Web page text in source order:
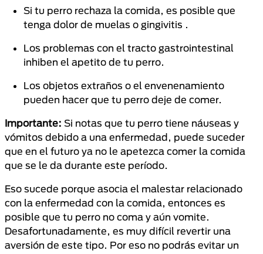
Si tu perro rechaza la comida, es posible que
tenga dolor de muelas o gingivitis .
Los problemas con el tracto gastrointestinal
inhiben el apetito de tu perro.
Los objetos extraños o el envenenamiento
pueden hacer que tu perro deje de comer.
Importante: Si notas que tu perro tiene náuseas y
vómitos debido a una enfermedad, puede suceder
que en el futuro ya no le apetezca comer la comida
que se le da durante este período.
Eso sucede porque asocia el malestar relacionado
con la enfermedad con la comida, entonces es
posible que tu perro no coma y aún vomite.
Desafortunadamente, es muy difícil revertir una
aversión de este tipo. Por eso no podrás evitar un